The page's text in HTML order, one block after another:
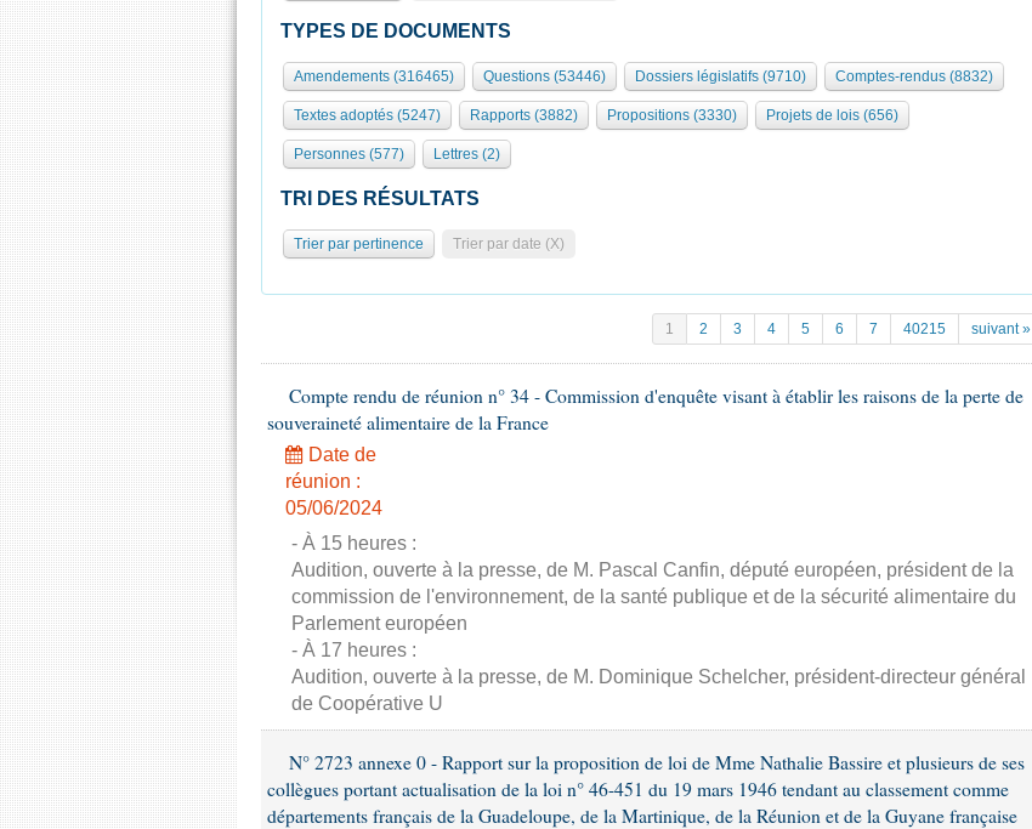
TYPES DE DOCUMENTS
Amendements (316465) Questions (53446) Dossiers législatifs (9710) Comptes-rendus (8832)
Textes adoptés (5247) Rapports (3882) Propositions (3330) Projets de lois (656)
Personnes (577) Lettres (2)
TRI DES RÉSULTATS
Trier par pertinence Trier par date (X)
1 2 3 4 5 6 7 40215 suivant »
Compte rendu de réunion n° 34 - Commission d'enquête visant à établir les raisons de la perte de
souveraineté alimentaire de la France
Date de
réunion :
05/06/2024
- À 15 heures :
Audition, ouverte à la presse, de M. Pascal Canfin, député européen, président de la
commission de l'environnement, de la santé publique et de la sécurité alimentaire du
Parlement européen
- À 17 heures :
Audition, ouverte à la presse, de M. Dominique Schelcher, président-directeur général
de Coopérative U
N° 2723 annexe 0 - Rapport sur la proposition de loi de Mme Nathalie Bassire et plusieurs de ses
collègues portant actualisation de la loi n° 46-451 du 19 mars 1946 tendant au classement comme
départements français de la Guadeloupe, de la Martinique, de la Réunion et de la Guyane française